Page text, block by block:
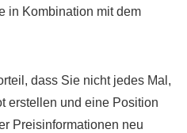
in Kombination mit dem
dass Sie nicht jedes Mal,
erstellen und eine Position
Preisinformationen neu